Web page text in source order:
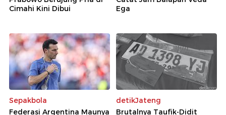
Cimahi Kini Dibui
Ega
Sepakbola
Federasi Argentina Maunya
detikJateng
Brutalnya Taufik-Didit